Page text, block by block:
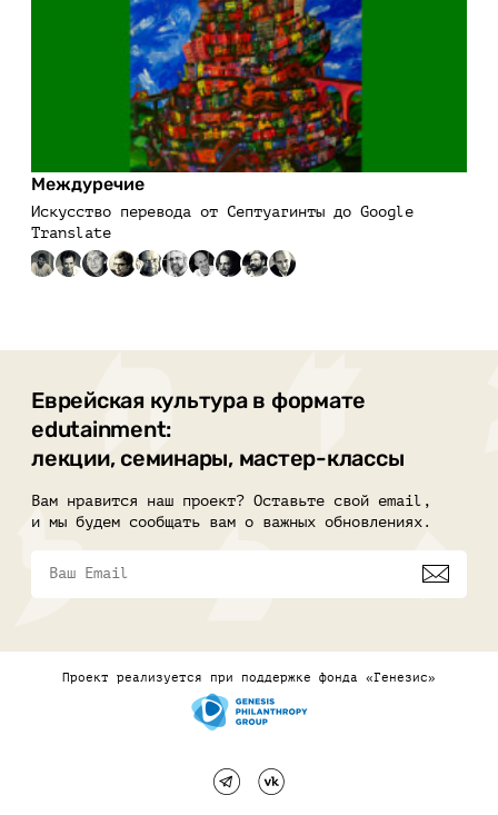
Междуречие
Искусство перевода от Септуагинты до Google
Translate
Еврейская культура в формате
edutainment:
лекции, семинары, мастер-классы
Вам нравится наш проект? Оставьте свой email,
и мы будем сообщать вам о важных обновлениях.
Проект реализуется при поддержке фонда «Генезис»